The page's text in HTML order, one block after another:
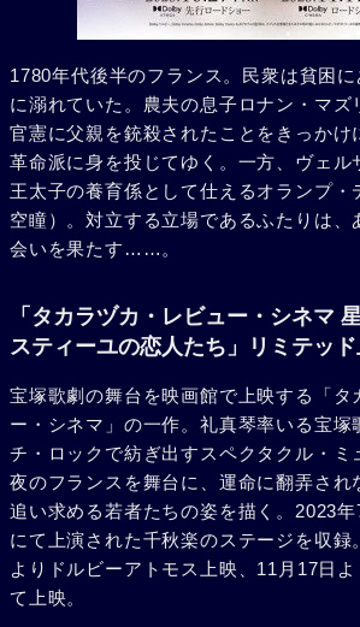
1780年代後半のフランス。民衆は貧困
に溺れていた。農夫の息子ロナン・マズ
官憲に父親を銃殺されたことをきっかけ
革命派に身を投じてゆく。一方、ヴェル
王太子の養育係として仕えるオランプ・
空瞳）。対立する立場であるふたりは、
会いを果たす……。
「タカラヅカ・レビュー・シネマ
スティーユの恋人たち」リミテッ
宝塚歌劇の舞台を映画館で上映する「タ
ー・シネマ」の一作。礼真琴率いる宝塚
チ・ロックで紡ぎ出すスペクタクル・ミ
夜のフランスを舞台に、運命に翻弄され
追い求める若者たちの姿を描く。2023
にて上演された千秋楽のステージを収録
よりドルビーアトモス上映、11月17日
て上映。